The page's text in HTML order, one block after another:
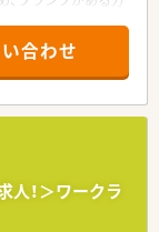
位置しており、マ
ムーズです。
科、脳外科、整形
います。
スタッフが4名在
募集です。
合わせ
人！＞ワークラ